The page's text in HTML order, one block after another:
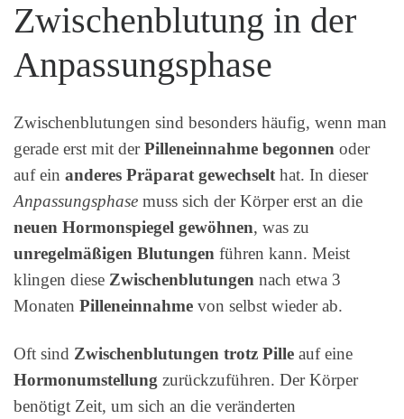
Zwischenblutung in der
Anpassungsphase
Zwischenblutungen sind besonders häufig, wenn man
gerade erst mit derPilleneinnahme begonnen oder
auf ein anderes Präparat gewechselt hat. In dieser
Anpassungsphase muss sich der Körper erst an die
neuen Hormonspiegel gewöhnen, was zu
unregelmäßigen Blutungen führen kann. Meist
klingen diese Zwischenblutungen nach etwa 3
Monaten Pilleneinnahme von selbst wieder ab.
Oft sind Zwischenblutungen trotz Pille auf eine
Hormonumstellung zurückzuführen. Der Körper
benötigt Zeit, um sich an die veränderten